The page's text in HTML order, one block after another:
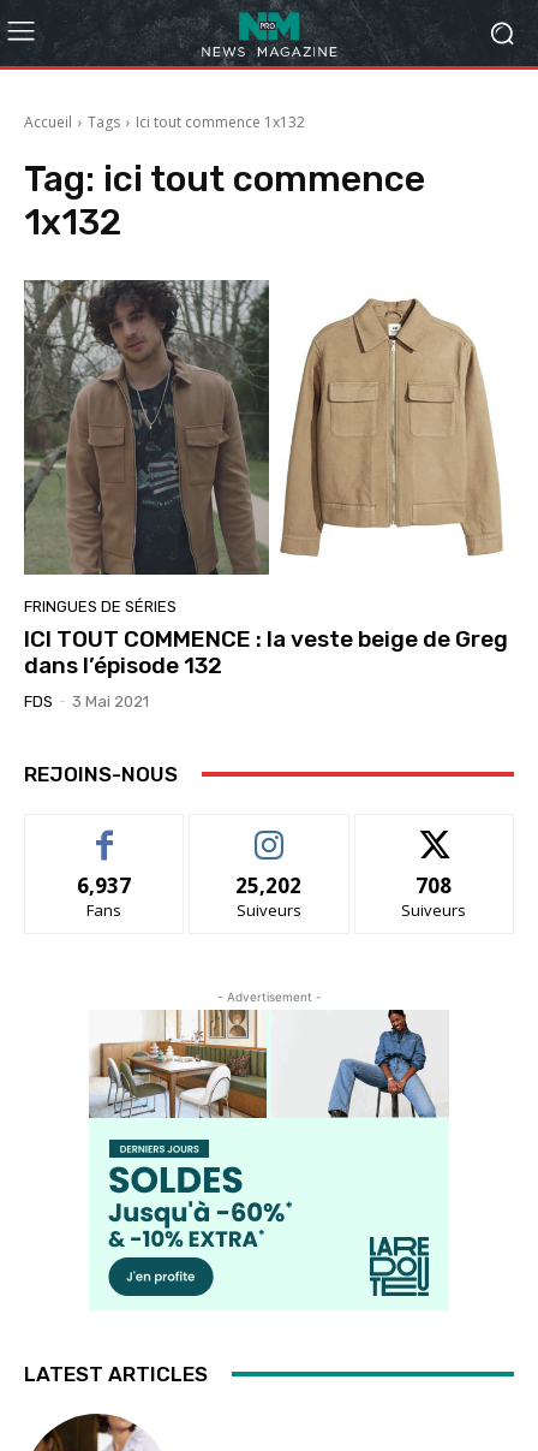
Accueil Tags Ici tout commence 1x132
Tag: ici tout commence
1x132
FRINGUES DE SÉRIES
ICI TOUT COMMENCE : la veste beige de Greg
dans l’épisode 132
FDS - 3 Mai 2021
REJOINS-NOUS
6,937
Fans
25,202
Suiveurs
708
Suiveurs
- Advertisement -
LATEST ARTICLES